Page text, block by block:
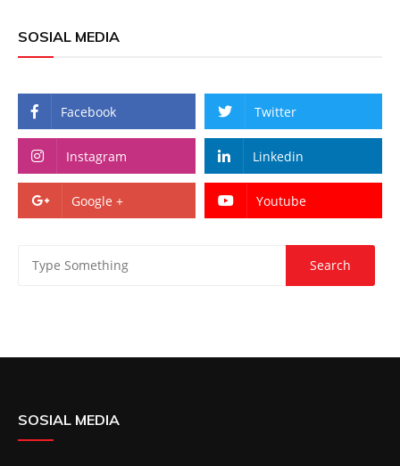
SOSIAL MEDIA
Facebook Twitter
Instagram Linkedin
Google + Youtube
SOSIAL MEDIA